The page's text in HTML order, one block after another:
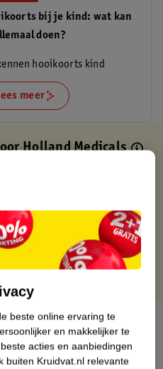
bij je kind: wat kan
doen?
hooikoorts kind
meer
Holland Medicals
kaart
beste online ervaring te
en makkelijker te
acties en aanbiedingen
buiten Kruidvat.nl relevante